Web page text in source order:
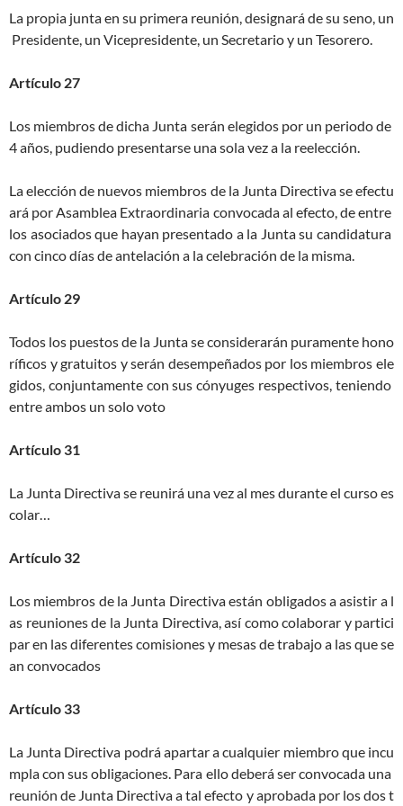
La propia junta en su primera reunión, designará de su seno, un
Presidente, un Vicepresidente, un Secretario y un Tesorero.
Artículo 27
Los miembros de dicha Junta serán elegidos por un periodo de
4 años, pudiendo presentarse una sola vez a la reelección.
La elección de nuevos miembros de la Junta Directiva se efectu
ará por Asamblea Extraordinaria convocada al efecto, de entre
los asociados que hayan presentado a la Junta su candidatura
con cinco días de antelación a la celebración de la misma.
Artículo 29
Todos los puestos de la Junta se considerarán puramente hono
ríficos y gratuitos y serán desempeñados por los miembros ele
gidos, conjuntamente con sus cónyuges respectivos, teniendo
entre ambos un solo voto
Artículo 31
La Junta Directiva se reunirá una vez al mes durante el curso es
colar…
Artículo 32
Los miembros de la Junta Directiva están obligados a asistir a l
as reuniones de la Junta Directiva, así como colaborar y partici
par en las diferentes comisiones y mesas de trabajo a las que se
an convocados
Artículo 33
La Junta Directiva podrá apartar a cualquier miembro que incu
mpla con sus obligaciones. Para ello deberá ser convocada una
reunión de Junta Directiva a tal efecto y aprobada por los dos t